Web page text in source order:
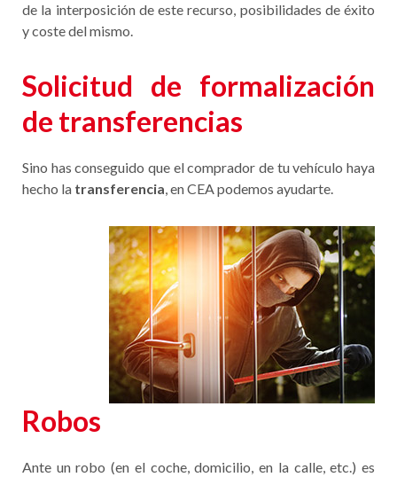
de la interposición de este recurso, posibilidades de éxito
y coste del mismo.
Solicitud de formalización
de transferencias
Sino has conseguido que el comprador de tu vehículo haya
hecho la transferencia, en CEA podemos ayudarte.
Robos
Ante un robo (en el coche, domicilio, en la calle, etc.) es